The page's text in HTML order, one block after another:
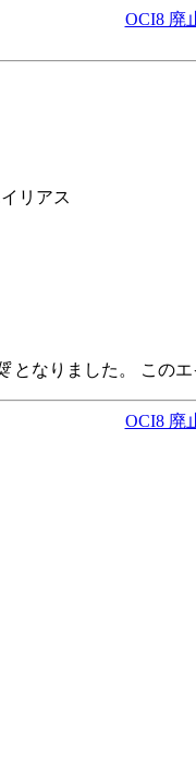
OCI8 廃
リアス
となりました。 この
OCI8 廃